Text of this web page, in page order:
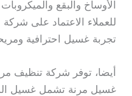
الأوساخ والبقع
للعملاء الاعتماد على
تجربة غسيل احترافية
أيضا، توفر شركة تنظيف
غسيل مرنة تشمل غسيل